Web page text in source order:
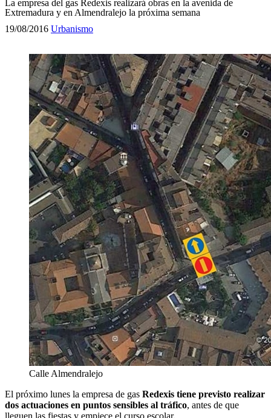
La empresa del gas Redexis realizará obras en la avenida de
Extremadura y en Almendralejo la próxima semana
19/08/2016 Urbanismo
Calle Almendralejo
El próximo lunes la empresa de gas Redexis tiene previsto realizar
dos actuaciones en puntos sensibles al tráfico, antes de que